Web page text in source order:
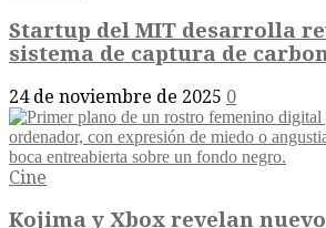
Startup del MIT desarrolla
sistema de captura de
24 de noviembre de 2025 0
Cine
Kojima y Xbox revelan